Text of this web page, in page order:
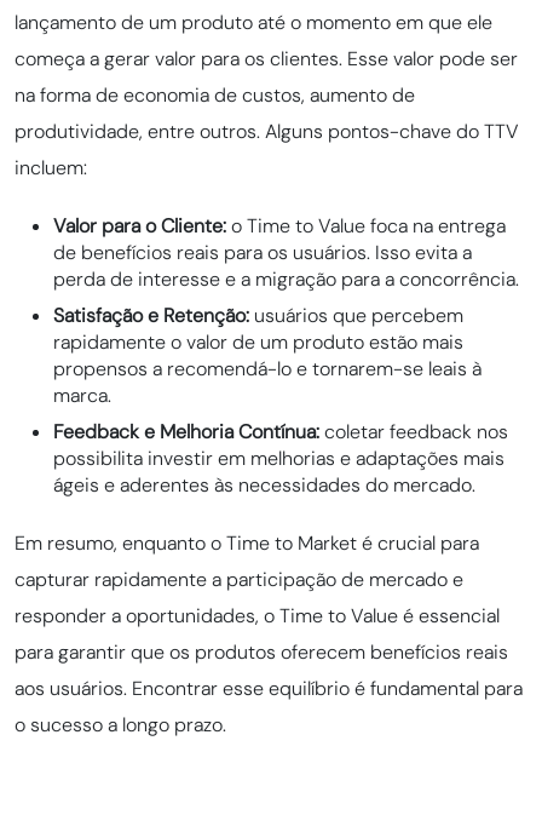
lançamento de um produto até o momento em que ele
começa a gerar valor para os clientes. Esse valor pode ser
na forma de economia de custos, aumento de
produtividade, entre outros. Alguns pontos-chave do TTV
incluem:
Valor para o Cliente:o Time to Value foca na entrega
de benefícios reais para os usuários. Isso evita a
perda de interesse e a migração para a concorrência.
Satisfação e Retenção: usuários que percebem
rapidamente o valor de um produto estão mais
propensos a recomendá-lo e tornarem-se leais à
marca.
Feedback e Melhoria Contínua:coletar feedback nos
possibilita investir em melhorias e adaptações mais
ágeis e aderentes às necessidades do mercado.
Em resumo, enquanto o Time to Market é crucial para
capturar rapidamente a participação de mercado e
responder a oportunidades, o Time to Value é essencial
para garantir que os produtos oferecem benefícios reais
aos usuários. Encontrar esse equilíbrio é fundamental para
o sucesso a longo prazo.